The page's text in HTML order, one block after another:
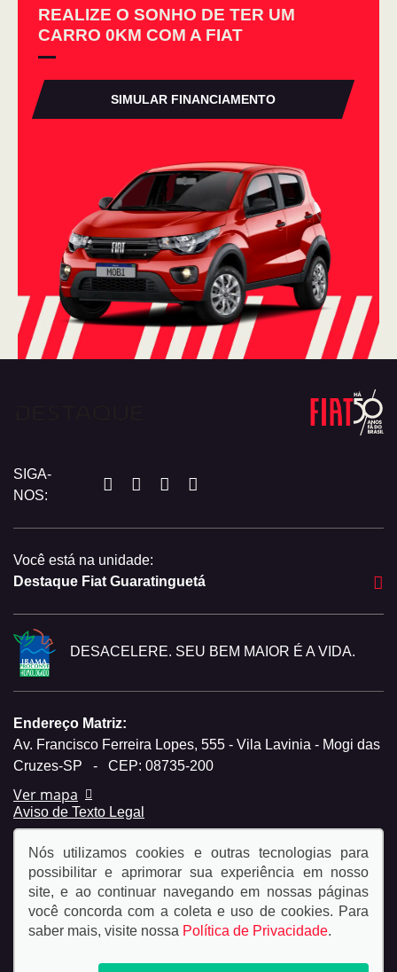
REALIZE O SONHO DE TER UM
CARRO 0KM COM A FIAT
SIMULAR FINANCIAMENTO
SIGA-
NOS:
Você está na unidade:
Destaque Fiat Guaratinguetá
DESACELERE. SEU BEM MAIOR É A VIDA.
Endereço Matriz:
Av. Francisco Ferreira Lopes, 555 - Vila Lavinia - Mogi das
Cruzes-SP
- CEP: 08735-200
Ver mapa
Aviso de Texto Legal
© Copyright 2026
privacidade.
Nós utilizamos cookies e outras tecnologias para
possibilitar e aprimorar sua experiência em nosso
site, e ao continuar navegando em nossas páginas
você concorda com a coleta e uso de cookies. Para
saber mais, visite nossa Política de Privacidade.